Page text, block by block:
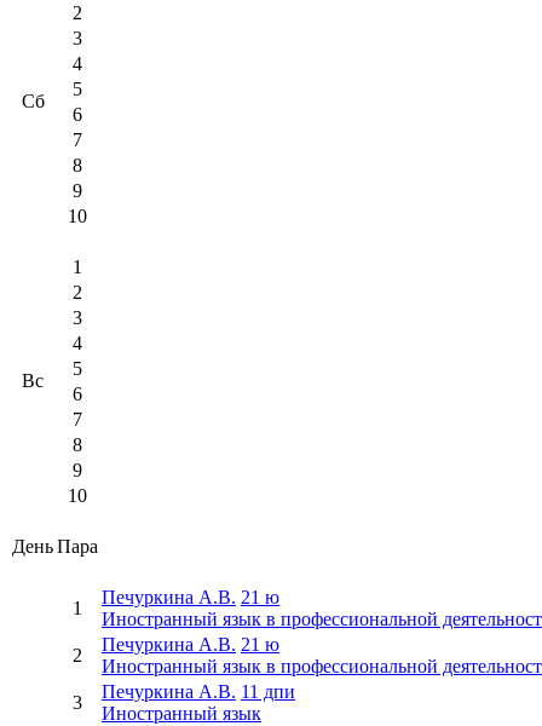
Сб
2
3
4
5
6
7
8
9
10
Вс
1
2
3
4
5
6
7
8
9
10
ДеньПара
1
Печуркина А.В. 21 ю
Иностранный язык в профессиональной
2
Печуркина А.В. 21 ю
Иностранный язык в профессиональной
3
Печуркина А.В. 11 дпи
Иностранный язык